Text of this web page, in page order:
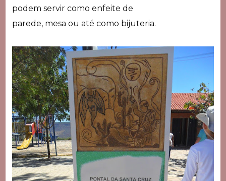
podem servir como enfeite de
parede, mesa ou até como bijuteria.